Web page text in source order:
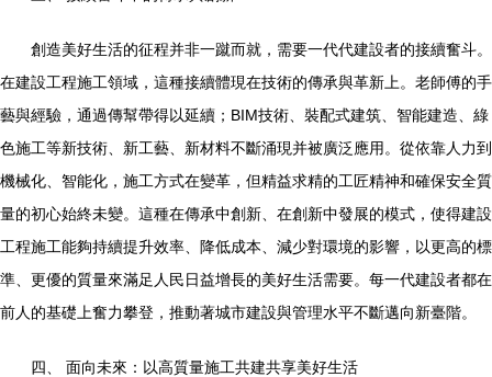
創造美好生活的征程并非一蹴而就，需要一代代建設者的接續奮斗。
在建設工程施工領域，這種接續體現在技術的傳承與革新上。老師傅的手
藝與經驗，通過傳幫帶得以延續；BIM技術、裝配式建筑、智能建造、綠
色施工等新技術、新工藝、新材料不斷涌現并被廣泛應用。從依靠人力到
機械化、智能化，施工方式在變革，但精益求精的工匠精神和確保安全質
量的初心始終未變。這種在傳承中創新、在創新中發展的模式，使得建設
工程施工能夠持續提升效率、降低成本、減少對環境的影響，以更高的標
準、更優的質量來滿足人民日益增長的美好生活需要。每一代建設者都在
前人的基礎上奮力攀登，推動著城市建設與管理水平不斷邁向新臺階。
四、 面向未來：以高質量施工共建共享美好生活